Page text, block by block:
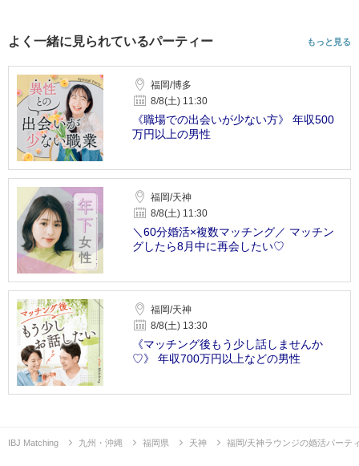
よく一緒に見られているパーティー もっと見る
福岡/博多
8/8(土) 11:30
《職場での出会いが少ない方》 年収500
万円以上の男性
福岡/天神
8/8(土) 11:30
＼60分婚活×複数マッチング／ マッチン
グしたら8月中に再会したい♡
福岡/天神
8/8(土) 13:30
《マッチング後もう少し話しませんか
♡》 年収700万円以上などの男性
IBJ Matching 九州・沖縄 福岡県 天神 福岡/天神ラウンジの婚活パーテ